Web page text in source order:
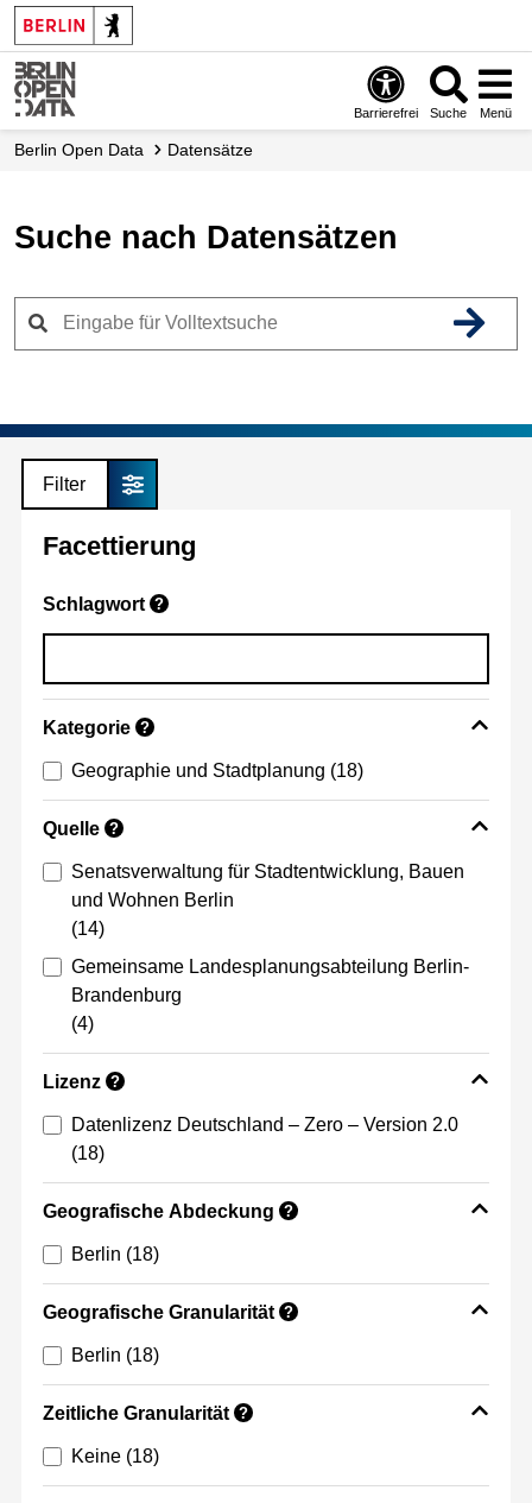
Skip
to
main
content
Barrierefrei Suche Menü
Berlin Open Data Datensätze
Suche nach Datensätzen
Filter
Facettierung
Schlagwort ?
Kategorie ?
Geographie und Stadtplanung (18)
Quelle ?
Senatsverwaltung für Stadtentwicklung, Bauen
und Wohnen Berlin
(14)
Gemeinsame Landesplanungsabteilung Berlin-
Brandenburg
(4)
Lizenz ?
Datenlizenz Deutschland – Zero – Version 2.0
(18)
Geografische Abdeckung ?
Berlin (18)
Geografische Granularität ?
Berlin (18)
Zeitliche Granularität ?
Keine (18)